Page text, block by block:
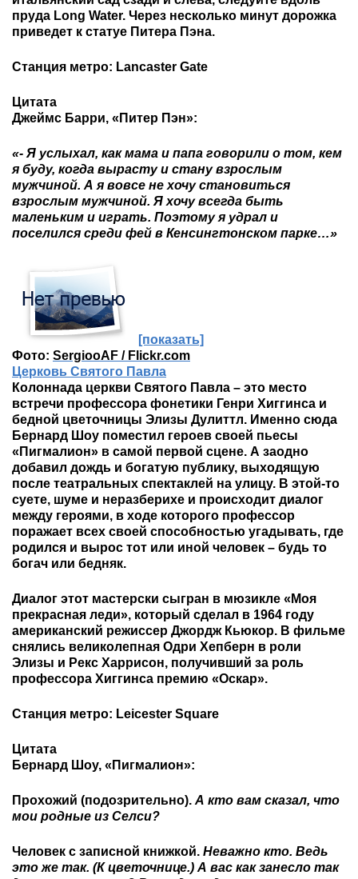
пруда Long Water. Через несколько минут дорожка
приведет к статуе Питера Пэна.
Станция метро: Lancaster Gate
Цитата
Джеймс Барри, «Питер Пэн»:
«- Я услыхал, как мама и папа говорили о том, кем
я буду, когда вырасту и стану взрослым
мужчиной. А я вовсе не хочу становиться
взрослым мужчиной. Я хочу всегда быть
маленьким и играть. Поэтому я удрал и
поселился среди фей в Кенсингтонском парке…»
[показать]
Фото: SergiooAF / Flickr.com
Церковь Святого Павла
Колоннада церкви Святого Павла – это место
встречи профессора фонетики Генри Хиггинса и
бедной цветочницы Элизы Дулиттл. Именно сюда
Бернард Шоу поместил героев своей пьесы
«Пигмалион» в самой первой сцене. А заодно
добавил дождь и богатую публику, выходящую
после театральных спектаклей на улицу. В этой-то
суете, шуме и неразберихе и происходит диалог
между героями, в ходе которого профессор
поражает всех своей способностью угадывать, где
родился и вырос тот или иной человек – будь то
богач или бедняк.
Диалог этот мастерски сыгран в мюзикле «Моя
прекрасная леди», который сделал в 1964 году
американский режиссер Джордж Кьюкор. В фильме
снялись великолепная Одри Хепберн в роли
Элизы и Рекс Харрисон, получивший за роль
профессора Хиггинса премию «Оскар».
Станция метро: Leicester Square
Цитата
Бернард Шоу, «Пигмалион»:
Прохожий (подозрительно). А кто вам сказал, что
мои родные из Селси?
Человек с записной книжкой. Неважно кто. Ведь
это же так. (К цветочнице.) А вас как занесло так